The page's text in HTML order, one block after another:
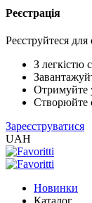
Реєстрація
Реєструйтеся
З легкістю
Отримуйте
Створюйте
Зареєструватися
UAH
Новинки
Каталог
/
2005
(Розн.)
/
EXCEL
2005
(Опт)